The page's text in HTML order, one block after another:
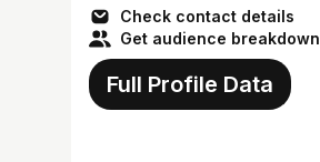
Check contact details
Get audience breakdown
Full Profile Data